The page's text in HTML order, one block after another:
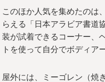
このほか人気を集めたのは
らえる「日本アラビア書道
装が試着できるコーナー、
トを使って自分でボディア
屋外には、ミーゴレン（焼